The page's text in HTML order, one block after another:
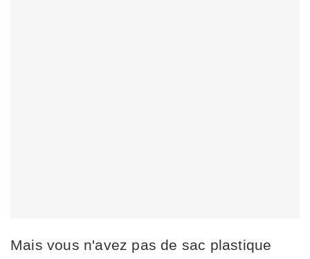
Mais vous n'avez pas de sac plastique